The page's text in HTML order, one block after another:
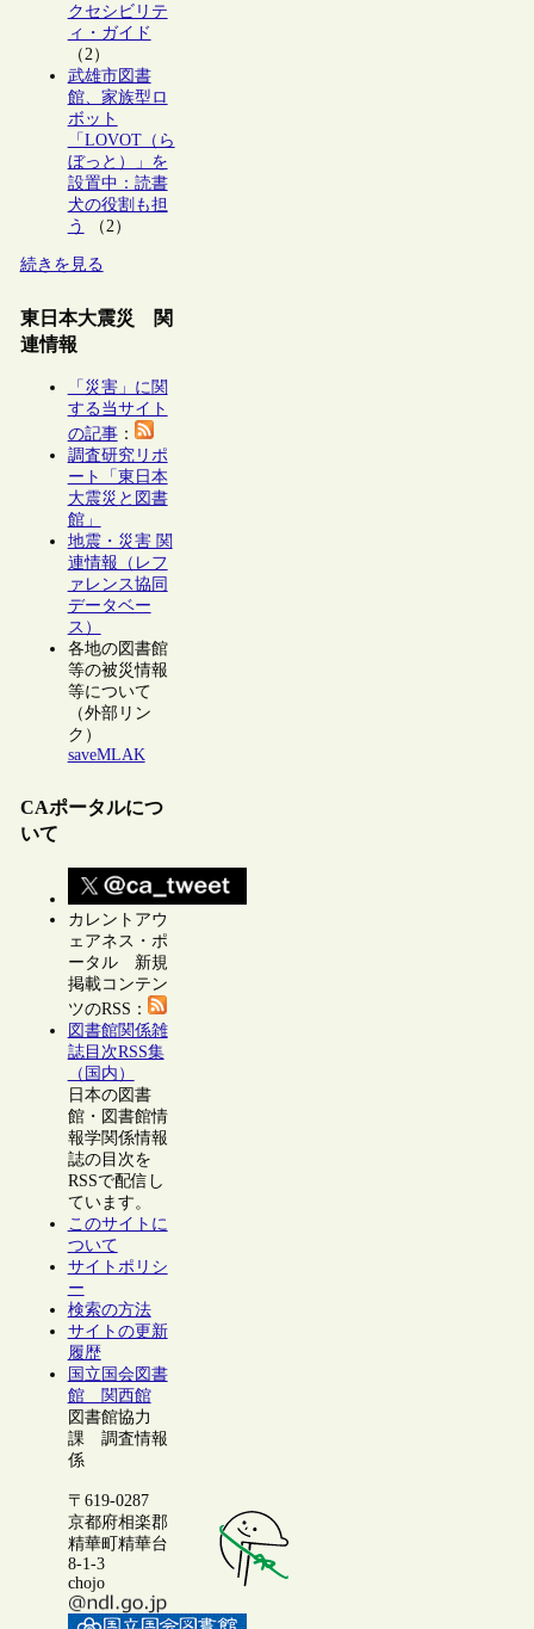
クセシビリテ
ィ・ガイド
（2）
武雄市図書
館、家族型ロ
ボット
「LOVOT（ら
ぼっと）」を
設置中：読書
犬の役割も担
う
（2）
続きを見る
東日本大震災 関
連情報
「災害」に関
する当サイト
の記事：
調査研究リポ
ート「東日本
大震災と図書
館」
地震・災害 関
連情報（レフ
ァレンス協同
データベー
ス）
各地の図書館
等の被災情報
等について
（外部リン
ク）
saveMLAK
CAポータルにつ
いて
カレントアウ
ェアネス・ポ
ータル 新規
掲載コンテン
ツのRSS：
図書館関係雑
誌目次RSS集
（国内）
日本の図書
館・図書館情
報学関係情報
誌の目次を
RSSで配信し
ています。
このサイトに
ついて
サイトポリシ
ー
検索の方法
サイトの更新
履歴
国立国会図書
館 関西館
図書館協力
課 調査情報
係
〒619-0287
京都府相楽郡
精華町精華台
8-1-3
chojo